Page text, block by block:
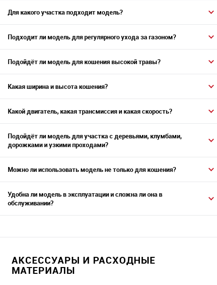
Для какого участка подходит модель?
Подходит ли модель для регулярного ухода за газоном?
Подойдёт ли модель для кошения высокой травы?
Какая ширина и высота кошения?
Какой двигатель, какая трансмиссия и какая скорость?
Подойдёт ли модель для участка с деревьями, клумбами,
дорожками и узкими проходами?
Можно ли использовать модель не только для кошения?
Удобна ли модель в эксплуатации и сложна ли она в
обслуживании?
АКСЕССУАРЫ И РАСХОДНЫЕ
МАТЕРИАЛЫ